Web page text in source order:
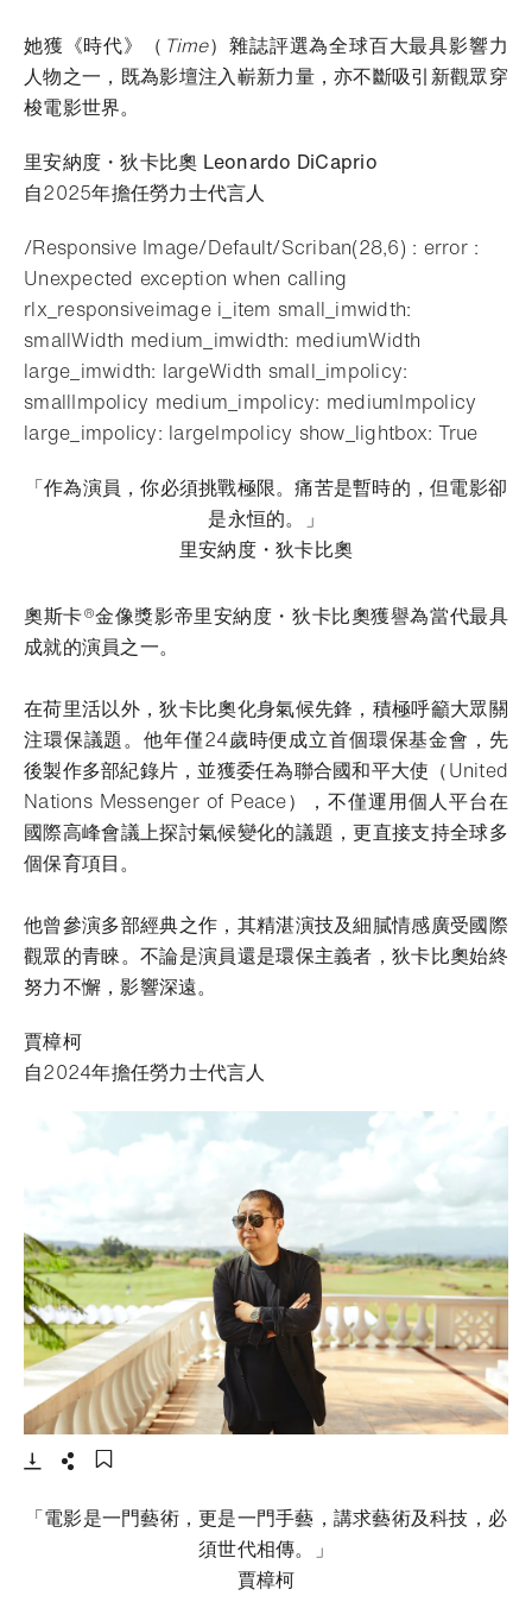
她獲《時代》（ Time）雜誌評選為全球百大最具影響力
人物之一，既為影壇注入嶄新力量，亦不斷吸引新觀眾穿
梭電影世界。
里安納度・狄卡比奧 Leonardo DiCaprio
自2025年擔任勞力士代言人
/Responsive Image/Default/Scriban(28,6) : error :
Unexpected exception when calling
rlx_responsiveimage i_item small_imwidth:
smallWidth medium_imwidth: mediumWidth
large_imwidth: largeWidth small_impolicy:
smallImpolicy medium_impolicy: mediumImpolicy
large_impolicy: largeImpolicy show_lightbox: True
「作為演員，你必須挑戰極限。痛苦是暫時的，但電影卻
是永恒的。」
里安納度・狄卡比奧
奧斯卡®金像獎影帝里安納度・狄卡比奧獲譽為當代最具
成就的演員之一。
在荷里活以外，狄卡比奧化身氣候先鋒，積極呼籲大眾關
注環保議題。他年僅24歲時便成立首個環保基金會，先
後製作多部紀錄片，並獲委任為聯合國和平大使（United
Nations Messenger of Peace），不僅運用個人平台在
國際高峰會議上探討氣候變化的議題，更直接支持全球多
個保育項目。
他曾參演多部經典之作，其精湛演技及細膩情感廣受國際
觀眾的青睞。不論是演員還是環保主義者，狄卡比奧始終
努力不懈，影響深遠。
賈樟柯
自2024年擔任勞力士代言人
- 打開lightbox
「電影是一門藝術，更是一門手藝，講求藝術及科技，必
須世代相傳。」
賈樟柯